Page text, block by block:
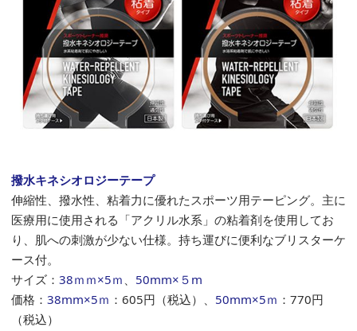
撥水キネシオロジーテープ
伸縮性、撥水性、粘着力に優れたスポーツ用テーピング。主に
医療用に使用される「アクリル水系」の粘着剤を使用してお
り、肌への刺激が少ない仕様。持ち運びに便利なブリスターケ
ース付。
サイズ： 38ｍｍ×5ｍ 、 50mm×５m
価格： 38mm×5ｍ ： 605円 （税込）、 50mm×5ｍ ： 770円
（税込）